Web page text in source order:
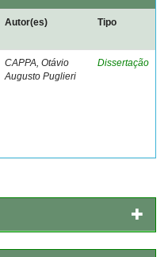
Autor(es) Tipo
CAPPA, Otávio
Augusto Puglieri
Dissertação